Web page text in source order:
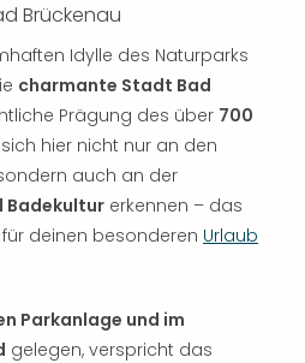
Brückenau
Idylle des Naturparks
charmante Stadt Bad
Prägung des über 700
hier nicht nur an den
auch an der
Badekultur erkennen – das
deinen besonderen Urlaub
Parkanlage und im
gelegen, verspricht das